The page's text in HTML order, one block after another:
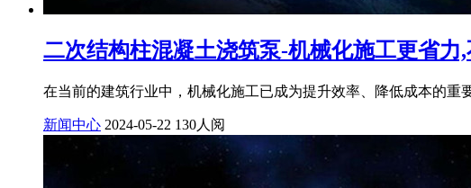
二次结构柱混凝土浇筑泵-机械化施工更省力
在当前的建筑行业中，机械化施工已成为提升效率、降低成本的
新闻中心 2024-05-22 130人阅